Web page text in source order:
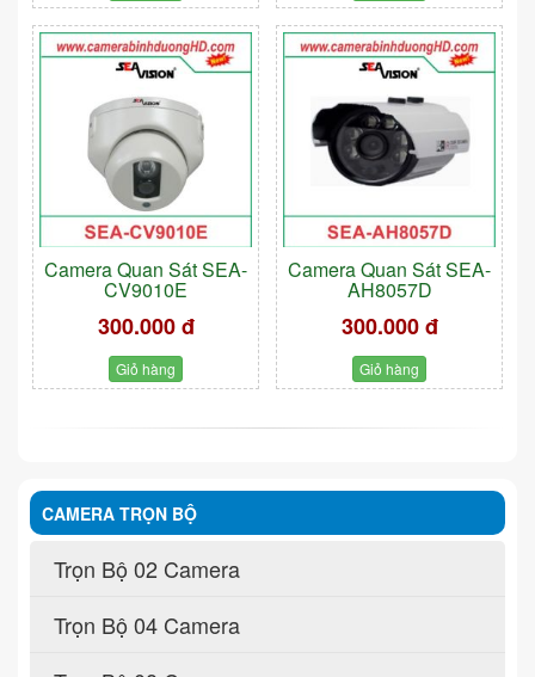
Camera Quan Sát SEA-
CV9010E
300.000 đ
Giỏ hàng
Camera Quan Sát SEA-
AH8057D
300.000 đ
Giỏ hàng
CAMERA TRỌN BỘ
Trọn Bộ 02 Camera
Trọn Bộ 04 Camera